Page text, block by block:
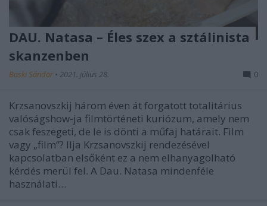
DAU. Natasa – Éles szex a sztálinista
skanzenben
Baski Sándor • 2021. július 28. 0
Krzsanovszkij három éven át forgatott totalitárius
valóságshow-ja filmtörténeti kuriózum, amely nem
csak feszegeti, de le is dönti a műfaj határait. Film
vagy „film”? Ilja Krzsanovszkij rendezésével
kapcsolatban elsőként ez a nem elhanyagolható
kérdés merül fel. A Dau. Natasa mindenféle
használati…